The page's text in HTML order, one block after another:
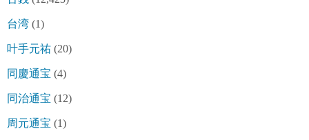
台湾 (1)
叶手元祐 (20)
同慶通宝 (4)
同治通宝 (12)
周元通宝 (1)